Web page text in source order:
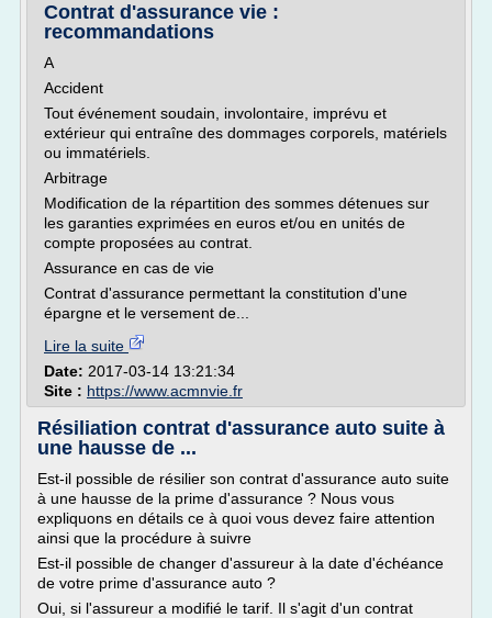
Contrat d'assurance vie :
recommandations
A
Accident
Tout événement soudain, involontaire, imprévu et
extérieur qui entraîne des dommages corporels, matériels
ou immatériels.
Arbitrage
Modification de la répartition des sommes détenues sur
les garanties exprimées en euros et/ou en unités de
compte proposées au contrat.
Assurance en cas de vie
Contrat d'assurance permettant la constitution d'une
épargne et le versement de...
Lire la suite
Date: 2017-03-14 13:21:34
Site : https://www.acmnvie.fr
Résiliation contrat d'assurance auto suite à
une hausse de ...
Est-il possible de résilier son contrat d'assurance auto suite
à une hausse de la prime d'assurance ? Nous vous
expliquons en détails ce à quoi vous devez faire attention
ainsi que la procédure à suivre
Est-il possible de changer d'assureur à la date d'échéance
de votre prime d'assurance auto ?
Oui, si l'assureur a modifié le tarif. Il s'agit d'un contrat